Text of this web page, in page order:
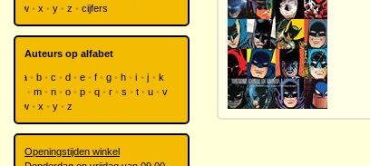
w
x y z cijfers
Auteurs op alfabet
a b c d e f g h i j
k
m n o p q r s t u
v
w
x y z
Openingstijden winkel